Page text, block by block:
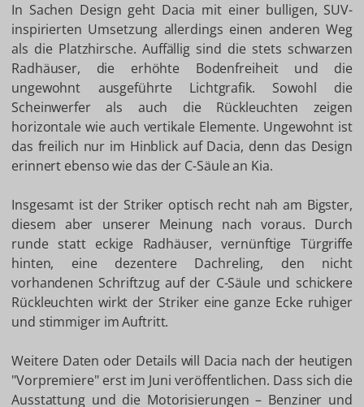
In Sachen Design geht Dacia mit einer bulligen, SUV-
inspirierten Umsetzung allerdings einen anderen Weg
als die Platzhirsche. Auffällig sind die stets schwarzen
Radhäuser, die erhöhte Bodenfreiheit und die
ungewohnt ausgeführte Lichtgrafik. Sowohl die
Scheinwerfer als auch die Rückleuchten zeigen
horizontale wie auch vertikale Elemente. Ungewohnt ist
das freilich nur im Hinblick auf Dacia, denn das Design
erinnert ebenso wie das der C-Säule an Kia.
Insgesamt ist der Striker optisch recht nah am Bigster,
diesem aber unserer Meinung nach voraus. Durch
runde statt eckige Radhäuser, vernünftige Türgriffe
hinten, eine dezentere Dachreling, den nicht
vorhandenen Schriftzug auf der C-Säule und schickere
Rückleuchten wirkt der Striker eine ganze Ecke ruhiger
und stimmiger im Auftritt.
Weitere Daten oder Details will Dacia nach der heutigen
"Vorpremiere" erst im Juni veröffentlichen. Dass sich die
Ausstattung und die Motorisierungen – Benziner und